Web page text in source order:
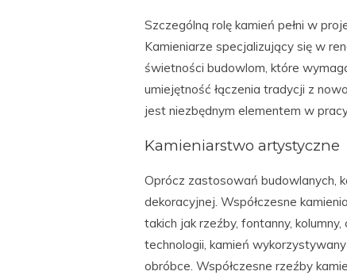
Szczególną rolę kamień pełni w
Kamieniarze specjalizujący się w
świetności budowlom, które
umiejętność łączenia tradycji z
jest niezbędnym elementem w
Kamieniarstwo artystyczne
Oprócz zastosowań budowlanych,
dekoracyjnej. Współczesne
takich jak rzeźby, fontanny,
technologii, kamień
obróbce. Współczesne rzeźby